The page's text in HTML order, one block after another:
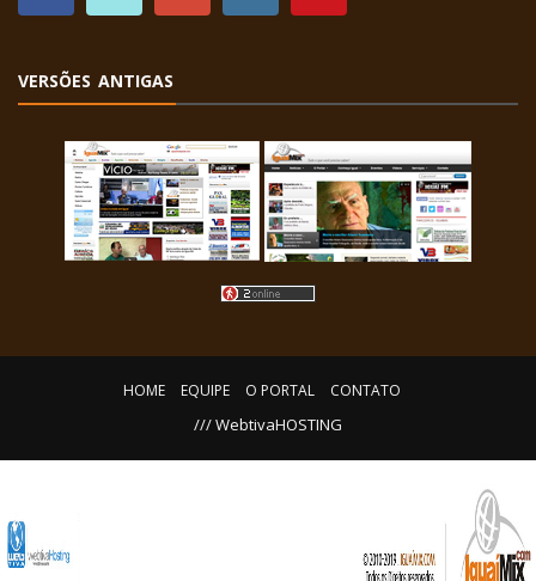
VERSÕES ANTIGAS
HOME EQUIPE O PORTAL CONTATO
/// WebtivaHOSTING